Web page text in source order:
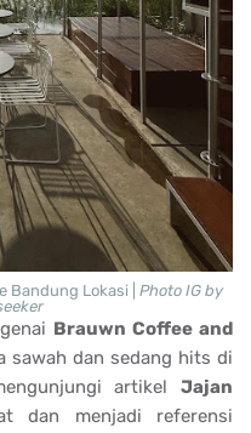
Bandung Lokasi | Photo IG by
Brauwn Coffee and
sawah dan sedang hits di
artikel Jajan
dan menjadi referensi